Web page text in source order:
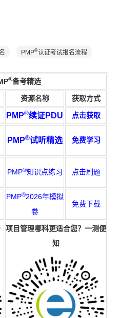
PMP®认证考试报名流程
®备考精选
资源名称 获取方式
PMP®续证PDU 点击获取
PMP®试听精选 免费学习
PMP®知识点练习 点击刷题
PMP®2026年模拟
卷
免费下载
项目管理哪科更适合您？一测便
知